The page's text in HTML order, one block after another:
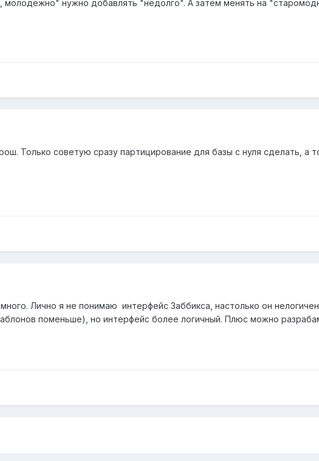
молодежно" нужно добавлять "недолго". А затем менять на
Только советую сразу партицирование для базы с нуля сделать, а
Лично я не понимаю интерфейс Заббикса, настолько он
поменьше), но интерфейс более логичный. Плюс можно